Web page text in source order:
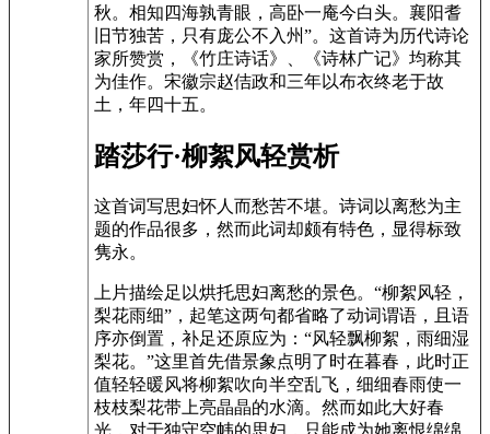
秋。相知四海孰青眼，高卧一庵今白头。襄阳耆
旧节独苦，只有庞公不入州”。这首诗为历代诗论
家所赞赏，《竹庄诗话》、《诗林广记》均称其
为佳作。宋徽宗赵佶政和三年以布衣终老于故
土，年四十五。
踏莎行·柳絮风轻赏析
这首词写思妇怀人而愁苦不堪。诗词以离愁为主
题的作品很多，然而此词却颇有特色，显得标致
隽永。
上片描绘足以烘托思妇离愁的景色。“柳絮风轻，
梨花雨细”，起笔这两句都省略了动词谓语，且语
序亦倒置，补足还原应为：“风轻飘柳絮，雨细湿
梨花。”这里首先借景象点明了时在暮春，此时正
值轻轻暖风将柳絮吹向半空乱飞，细细春雨使一
枝枝梨花带上亮晶晶的水滴。然而如此大好春
光，对于独守空帏的思妇，只能成为她离恨绵绵